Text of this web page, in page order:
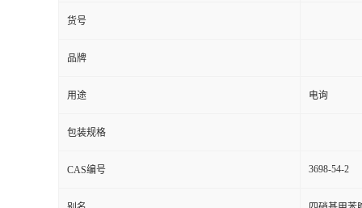
货号
品牌
用途 电询
包装规格
CAS编号 3698-54-2